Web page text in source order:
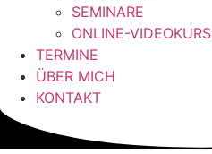
SEMINARE
ONLINE-VIDEOKURS
TERMINE
ÜBER MICH
KONTAKT